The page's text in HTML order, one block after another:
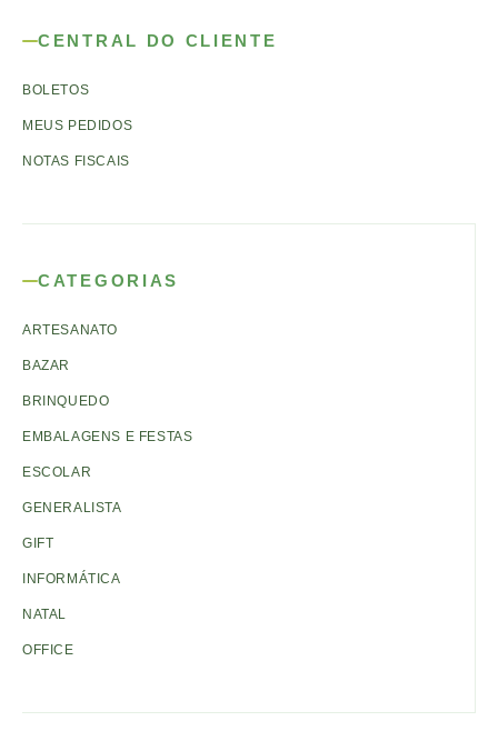
CENTRAL DO CLIENTE
BOLETOS
MEUS PEDIDOS
NOTAS FISCAIS
CATEGORIAS
ARTESANATO
BAZAR
BRINQUEDO
EMBALAGENS E FESTAS
ESCOLAR
GENERALISTA
GIFT
INFORMÁTICA
NATAL
OFFICE